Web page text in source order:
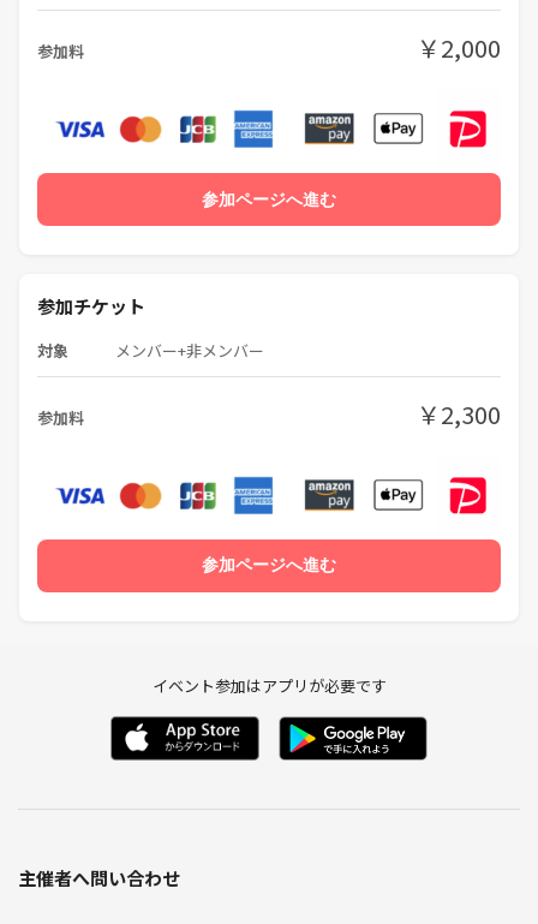
参加料 ￥2,000
参加ページへ進む
参加チケット
対象 メンバー+非メンバー
参加料 ￥2,300
参加ページへ進む
イベント参加はアプリが必要です
主催者へ問い合わせ